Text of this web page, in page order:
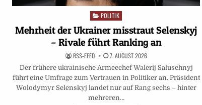
Posted
in
POLITIK
Mehrheit der Ukrainer misstraut Selenskyj
– Rivale führt Ranking an
RSS-FEED 7. AUGUST 2026
Der frühere ukrainische Armeechef Walerij Saluschnyj
führt eine Umfrage zum Vertrauen in Politiker an. Präsident
Wolodymyr Selenskyj landet nur auf Rang sechs – hinter
mehreren…